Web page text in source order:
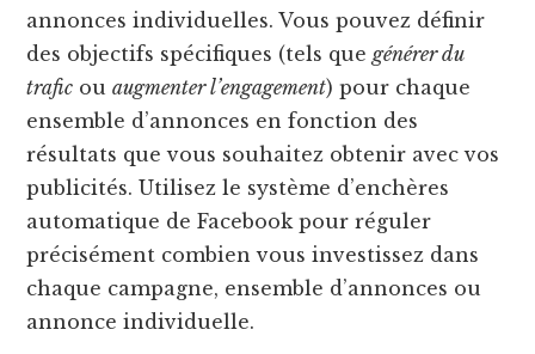
annonces individuelles. Vous pouvez définir
des objectifs spécifiques (tels quegénérer du
trafic ouaugmenter l’engagement) pour chaque
ensemble d’annonces en fonction des
résultats que vous souhaitez obtenir avec vos
publicités. Utilisez le système d’enchères
automatique de Facebook pour réguler
précisément combien vous investissez dans
chaque campagne, ensemble d’annonces ou
annonce individuelle.